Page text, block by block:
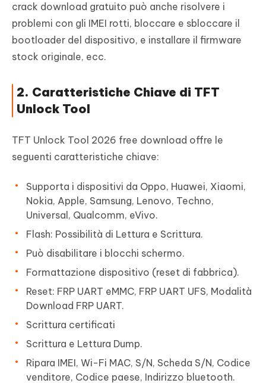
crack download gratuito può anche risolvere i
problemi con gli IMEI rotti, bloccare e sbloccare il
bootloader del dispositivo, e installare il firmware
stock originale, ecc.
2. Caratteristiche Chiave di TFT
Unlock Tool
TFT Unlock Tool 2026 free download offre le
seguenti caratteristiche chiave:
Supporta i dispositivi da Oppo, Huawei, Xiaomi,
Nokia, Apple, Samsung, Lenovo, Techno,
Universal, Qualcomm, eVivo.
Flash: Possibilità di Lettura e Scrittura.
Può disabilitare i blocchi schermo.
Formattazione dispositivo (reset di fabbrica).
Reset: FRP UART eMMC, FRP UART UFS, Modalità
Download FRP UART.
Scrittura certificati
Scrittura e Lettura Dump.
Ripara IMEI, Wi-Fi MAC, S/N, Scheda S/N, Codice
venditore, Codice paese, Indirizzo bluetooth.